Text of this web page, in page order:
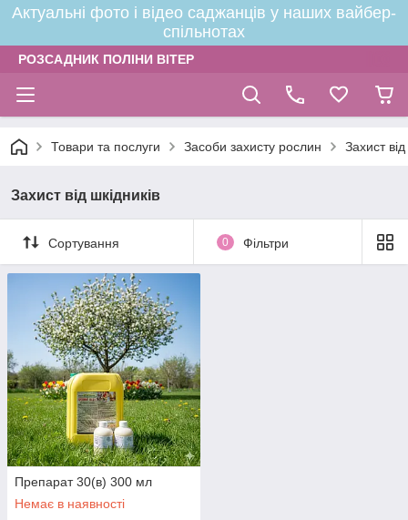
Актуальні фото і відео саджанців у наших вайбер-
спільнотах
РОЗСАДНИК ПОЛІНИ ВІТЕР
Товари та послуги Засоби захисту рослин Захист від
Захист від шкідників
Сортування 0 Фільтри
Препарат 30(в) 300 мл
Немає в наявності